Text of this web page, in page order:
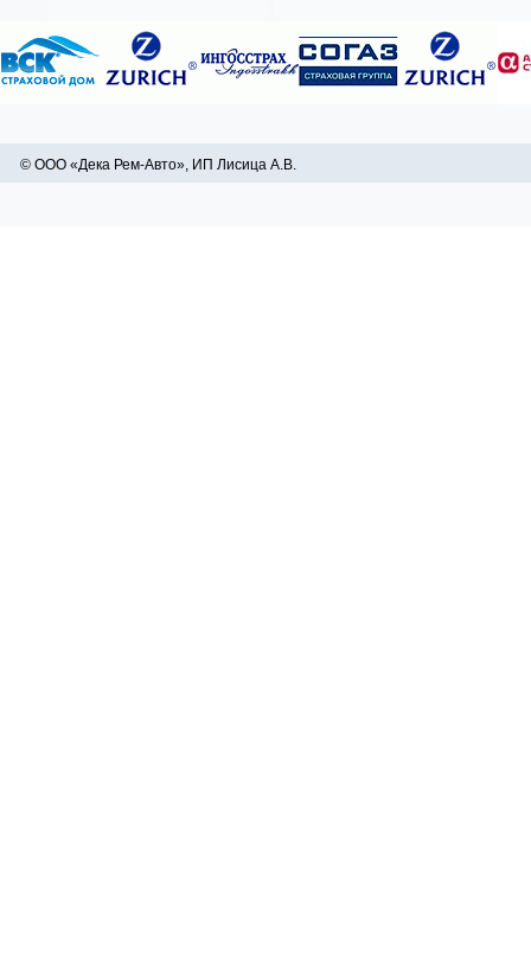
© ООО «Дека Рем-Авто», ИП Лисица А.В.